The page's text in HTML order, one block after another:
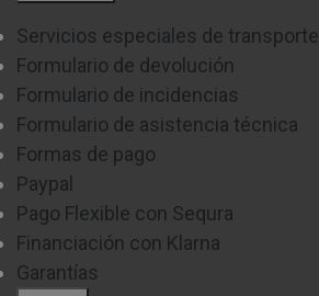
Servicios especiales de transporte
Formulario de devolución
Formulario de incidencias
Formulario de asistencia técnica
Formas de pago
Paypal
Pago Flexible con Sequra
Financiación con Klarna
Garantías